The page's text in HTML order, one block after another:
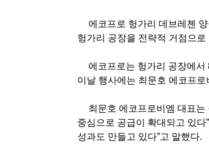
에코프로 헝가리 데브레첸
헝가리 공장을 전략적 거점으로
에코프로는 헝가리 공장에서
이날 행사에는 최문호 에코프로
최문호 에코프로비엠 대표는
중심으로 공급이 확대되고 있다”
성과도 만들고 있다”고 말했다.